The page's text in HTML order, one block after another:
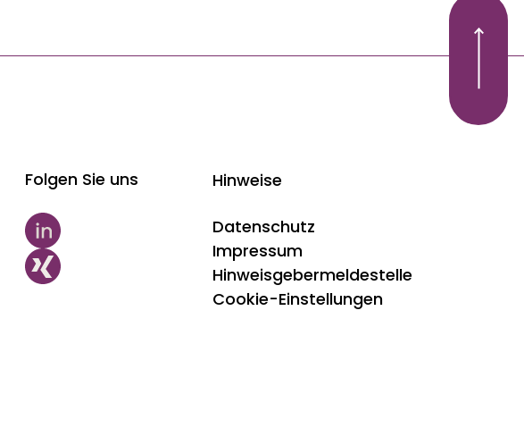
Folgen Sie uns Hinweise
Datenschutz
Impressum
Hinweisgebermeldestelle
Cookie-Einstellungen